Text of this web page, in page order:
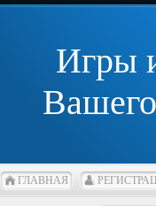
Игры
ГЛАВНАЯ